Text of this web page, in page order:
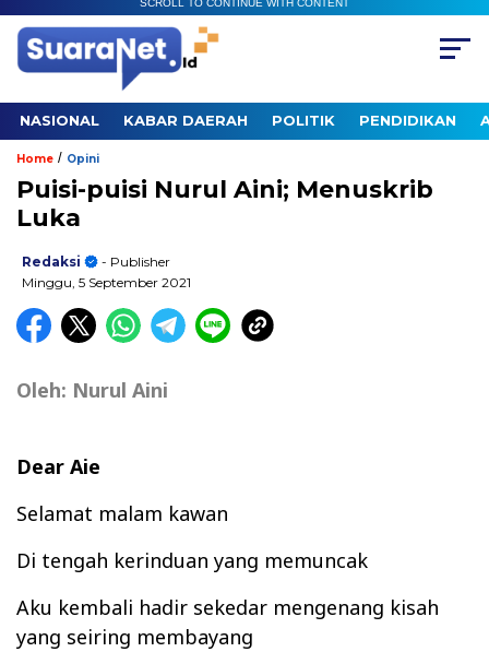
SCROLL TO CONTINUE WITH CONTENT
NASIONAL KABAR DAERAH POLITIK PENDIDIKAN
Home / Opini
Puisi-puisi Nurul Aini; Menuskrib
Luka
Redaksi
- Publisher
Minggu, 5 September 2021
Oleh: Nurul Aini
Dear Aie
Selamat malam kawan
Di tengah kerinduan yang memuncak
Aku kembali hadir sekedar mengenang kisah
yang seiring membayang